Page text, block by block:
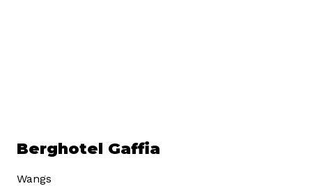
Berghotel Gaffia
Wangs